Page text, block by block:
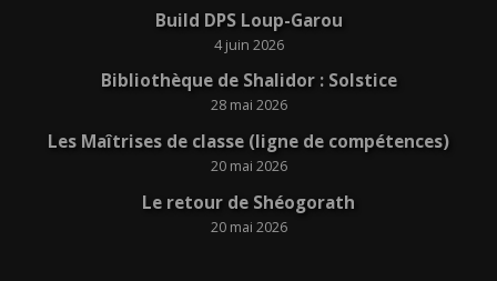
Build DPS Loup-Garou
4 juin 2026
Bibliothèque de Shalidor : Solstice
28 mai 2026
Les Maîtrises de classe (ligne de compétences)
20 mai 2026
Le retour de Shéogorath
20 mai 2026